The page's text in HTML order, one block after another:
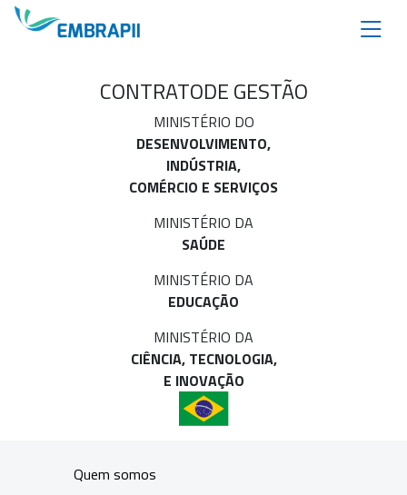
CONTRATODE GESTÃO
MINISTÉRIO DO
DESENVOLVIMENTO,
INDÚSTRIA,
COMÉRCIO E SERVIÇOS
MINISTÉRIO DA
SAÚDE
MINISTÉRIO DA
EDUCAÇÃO
MINISTÉRIO DA
CIÊNCIA, TECNOLOGIA,
E INOVAÇÃO
Quem somos